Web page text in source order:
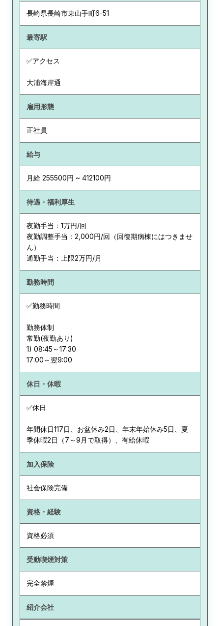
長崎県長崎市東山手町6-51
最寄駅
✅アクセス
大浦海岸通
雇用形態
正社員
給与
月給 255500円 ~ 412100円
待遇・福利厚生
夜勤手当：1万円/回
夜勤調整手当：2,000円/回（回復期病棟にはつきませ
ん）
通勤手当：上限2万円/月
勤務時間
✅勤務時間
勤務体制
常勤(夜勤あり)
1) 08:45～17:30
休日・休暇
✅休日
年間休日117日、お盆休み2日、年末年始休み5日、夏
季休暇2日（7～9月で取得）、有給休暇
加入保険
社会保険完備
資格・経験
資格必須
受動喫煙対策
完全禁煙
紹介会社